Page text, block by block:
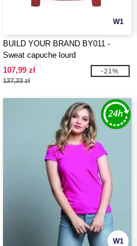
W1
BUILD YOUR BRAND BY011 -
Sweat capuche lourd
107,99 zł
137,33 zł
-21%
W1